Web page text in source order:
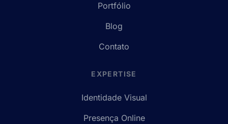
Portfólio
Blog
Contato
EXPERTISE
Identidade Visual
Presença Online